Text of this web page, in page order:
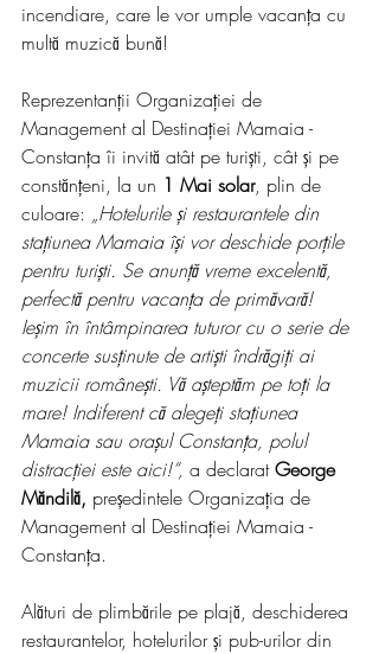
incendiare, care le vor umple vacanța cu
multă muzică bună!
Reprezentanții Organizației de
Management al Destinației Mamaia -
Constanța îi invită atât pe turiști, cât și pe
constănțeni, la un 1 Mai solar, plin de
culoare: „Hotelurile și restaurantele din
stațiunea Mamaia își vor deschide porțile
pentru turiști. Se anunță vreme excelentă,
perfectă pentru vacanța de primăvară!
Ieșim în întâmpinarea tuturor cu o serie de
concerte susținute de artiști îndrăgiți ai
muzicii românești. Vă așteptăm pe toți la
mare! Indiferent că alegeți stațiunea
Mamaia sau orașul Constanța, polul
distracției este aici!“, a declarat George
Măndilă, președintele Organizația de
Management al Destinației Mamaia -
Constanța.
Alături de plimbările pe plajă, deschiderea
restaurantelor, hotelurilor și pub-urilor din